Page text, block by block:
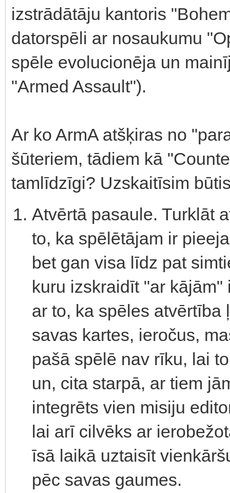
izstrādātāju kantoris
datorspēli ar nosaukumu
spēle evolucionēja un
"Armed Assault").
Ar ko ArmA atšķiras no
šūteriem, tādiem kā
tamlīdzīgi? Uzskaitīsim
Atvērtā pasaule. Turklāt
to, ka spēlētājam ir
bet gan visa līdz pat
kuru izskraidīt "ar
ar to, ka spēles
savas kartes, ieročus,
pašā spēlē nav rīku, lai
un, cita starpā, ar tiem
integrēts vien misiju
lai arī cilvēks ar
īsā laikā uztaisīt
pēc savas gaumes.